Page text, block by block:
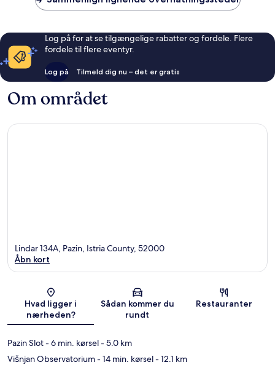
Log på for at se tilgængelige rabatter og fordele. Flere
fordele til flere eventyr.
Log på Tilmeld dig nu – det er gratis
Om området
Kort
Lindar 134A, Pazin, Istria County, 52000
Åbn kort
Hvad ligger i
nærheden?
Sådan kommer du
rundt
Restauranter
Pazin Slot- 6 min. kørsel- 5.0 km
Višnjan Observatorium- 14 min. kørsel- 12.1 km